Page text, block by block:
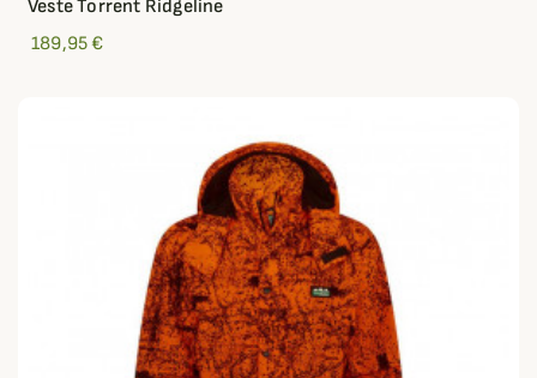
Veste Torrent Ridgeline
189,95 €